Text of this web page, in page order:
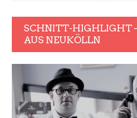
SCHNITT-HIGHLIGHT
AUS NEUKÖLLN